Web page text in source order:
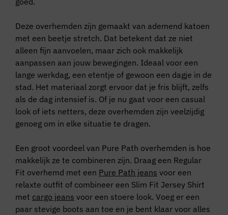
Deze overhemden zijn gemaakt van ademend katoen
met een beetje stretch. Dat betekent dat ze niet
alleen fijn aanvoelen, maar zich ook makkelijk
aanpassen aan jouw bewegingen. Ideaal voor een
lange werkdag, een etentje of gewoon een dagje in de
stad. Het materiaal zorgt ervoor dat je fris blijft, zelfs
als de dag intensief is. Of je nu gaat voor een casual
look of iets netters, deze overhemden zijn veelzijdig
genoeg om in elke situatie te dragen.
Een groot voordeel van Pure Path overhemden is hoe
makkelijk ze te combineren zijn. Draag een Regular
Fit overhemd met een Pure Path jeans voor een
relaxte outfit of combineer een Slim Fit Jersey Shirt
met cargo jeans voor een stoere look. Voeg er een
paar stevige boots aan toe en je bent klaar voor alles